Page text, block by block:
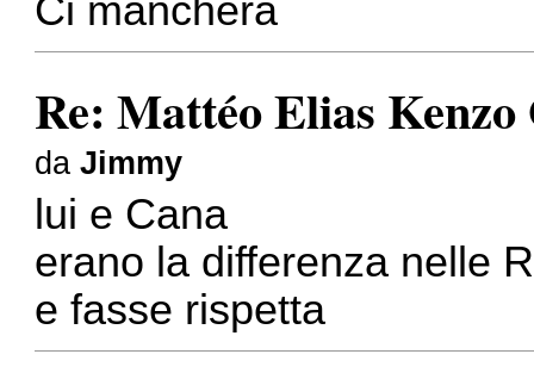
Ci mancherà
Re: Mattéo Elias
daJimmy
lui e Cana
erano la differenza nelle
e fasse rispetta